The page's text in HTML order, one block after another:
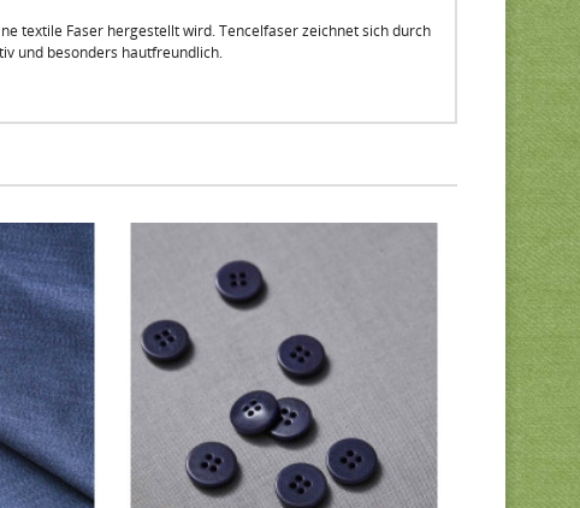
textile Faser hergestellt wird. Tencelfaser zeichnet sich durch
und besonders hautfreundlich.